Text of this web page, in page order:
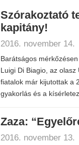
Szórakoztató
kapitány!
2016. november 14.
Barátságos
Luigi Di Biagio, az
fiatalok már kijutottak a
gyakorlás és a
Zaza:
2016. november 13.